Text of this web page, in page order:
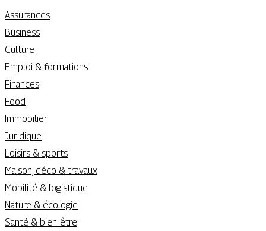
Assurances
Business
Culture
Emploi & formations
Finances
Food
Immobilier
Juridique
Loisirs & sports
Maison, déco & travaux
Mobilité & logistique
Nature & écologie
Santé & bien-être